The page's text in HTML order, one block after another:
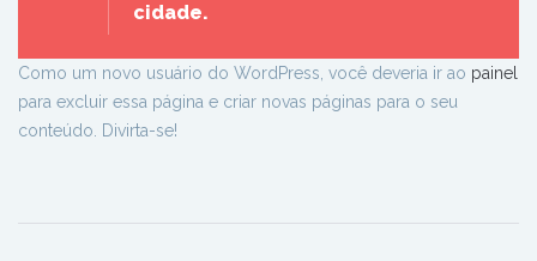
cidade.
Como um novo usuário do WordPress, você deveria ir ao painel
para excluir essa página e criar novas páginas para o seu
conteúdo. Divirta-se!